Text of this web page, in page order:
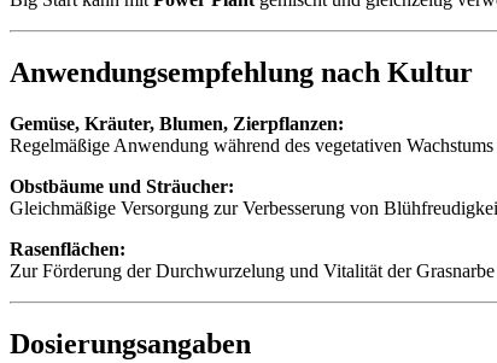
Anwendungsempfehlung nach Kultur
Gemüse, Kräuter, Blumen, Zierpflanzen:
Regelmäßige Anwendung während des vegetativen
Obstbäume und Sträucher:
Gleichmäßige Versorgung zur Verbesserung von
Rasenflächen:
Zur Förderung der Durchwurzelung und Vitalität der
Dosierungsangaben